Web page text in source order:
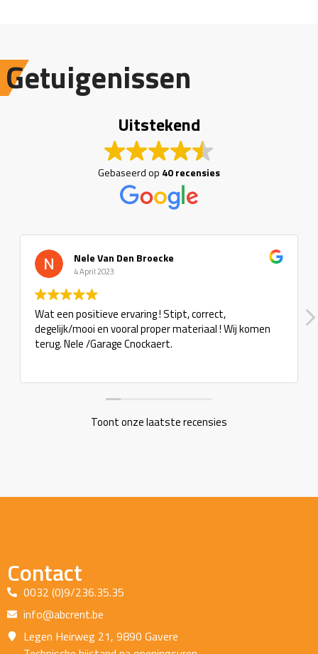
Getuigenissen
Uitstekend
Gebaseerd op 40 recensies
Nele Van Den Broecke
4 April 2023
Wat een positieve ervaring ! Stipt, correct,
degelijk/mooi en vooral proper materiaal ! Wij komen
terug. Nele /Garage Cnockaert.
Toont onze laatste recensies
Contact
0032 (0)9/236.35.35
info@abcrent.be
Legen Heirweg 21, 9890 Gavere